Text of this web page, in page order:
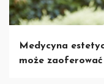
Medycyna
może zaoferować